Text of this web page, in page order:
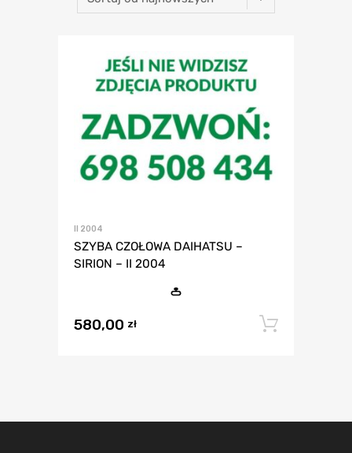
II 2004
SZYBA CZOŁOWA DAIHATSU –
SIRION – II 2004
580,00 zł